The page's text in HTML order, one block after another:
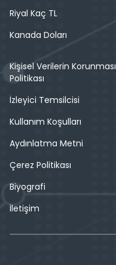
Riyal Kaç TL
Kanada Doları
Kişisel Verilerin Korunması
Politikası
İzleyici Temsilcisi
Kullanım Koşulları
Aydınlatma Metni
Çerez Politikası
Biyografi
İletişim